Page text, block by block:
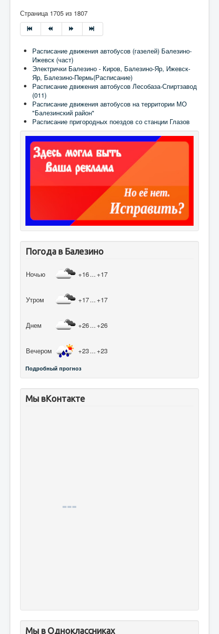
Страница 1705 из 1807
Расписание движения автобусов (газелей) Балезино-
Ижевск (част)
Электрички Балезино - Киров, Балезино-Яр, Ижевск-
Яр, Балезино-Пермь(Расписание)
Расписание движения автобусов Лесобаза-Спиртзавод
(011)
Расписание движения автобусов на территории МО
"Балезинский район"
Расписание пригородных поездов со станции Глазов
Погода в Балезино
Ночью +16... +17
Утром +17... +17
Днем +26... +26
Вечером +23... +23
Подробный прогноз
Мы вКонтакте
Мы в Одноклассниках